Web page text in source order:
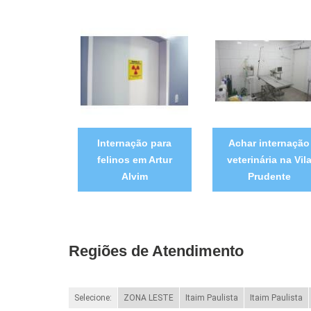
Internação para
felinos em Artur
Alvim
Achar internação
veterinária na Vila
Prudente
Regiões de Atendimento
Selecione: ZONA LESTE Itaim Paulista Itaim Paulista